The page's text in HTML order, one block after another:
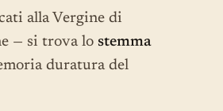
alla Vergine di
— si trova lo stemma
duratura del